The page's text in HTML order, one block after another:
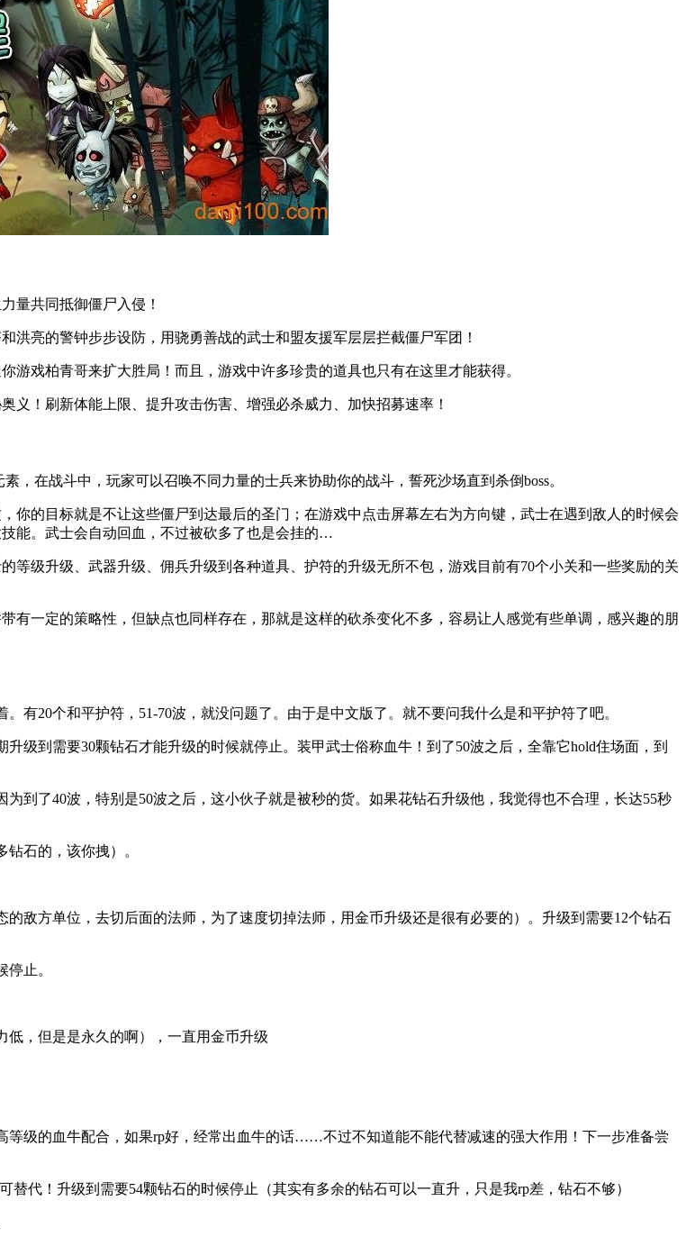
量共同抵御僵尸入侵！
亮的警钟步步设防，用骁勇善战的武士和盟友援军层层拦截僵尸军团！
戏柏青哥来扩大胜局！而且，游戏中许多珍贵的道具也只有在这里才能获得。
！刷新体能上限、提升攻击伤害、增强必杀威力、加快招募速率！
，在战斗中，玩家可以召唤不同力量的士兵来协助你的战斗，誓死沙场直到杀倒boss。
你的目标就是不让这些僵尸到达最后的圣门；在游戏中点击屏幕左右为方向键，武士在遇到敌人的时候会
能。武士会自动回血，不过被砍多了也是会挂的…
等级升级、武器升级、佣兵升级到各种道具、护符的升级无所不包，游戏目前有70个小关和一些奖励的关
有一定的策略性，但缺点也同样存在，那就是这样的砍杀变化不多，容易让人感觉有些单调，感兴趣的朋
有20个和平护符，51-70波，就没问题了。由于是中文版了。就不要问我什么是和平护符了吧。
级到需要30颗钻石才能升级的时候就停止。装甲武士俗称血牛！到了50波之后，全靠它hold住场面，到
到了40波，特别是50波之后，这小伙子就是被秒的货。如果花钻石升级他，我觉得也不合理，长达55秒
石的，该你拽）。
敌方单位，去切后面的法师，为了速度切掉法师，用金币升级还是很有必要的）。升级到需要12个钻石
止。
低，但是是永久的啊），一直用金币升级
等级的血牛配合，如果rp好，经常出血牛的话……不过不知道能不能代替减速的强大作用！下一步准备尝
代！升级到需要54颗钻石的时候停止（其实有多余的钻石可以一直升，只是我rp差，钻石不够）